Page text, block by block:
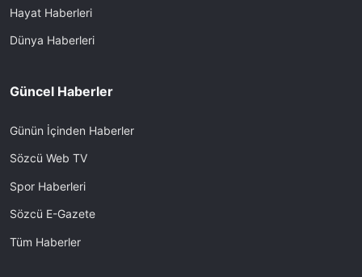
Hayat Haberleri
Dünya Haberleri
Güncel Haberler
Günün İçinden Haberler
Sözcü Web TV
Spor Haberleri
Sözcü E-Gazete
Tüm Haberler